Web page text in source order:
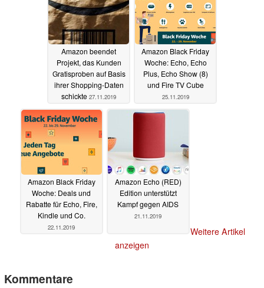
Amazon beendet
Projekt, das Kunden
Gratisproben auf Basis
ihrer Shopping-Daten
schickte 27.11.2019
Amazon Black Friday
Woche: Echo, Echo
Plus, Echo Show (8)
und Fire TV Cube
25.11.2019
Amazon Black Friday
Woche: Deals und
Rabatte für Echo, Fire,
Kindle und Co.
22.11.2019
Amazon Echo (RED)
Edition unterstützt
Kampf gegen AIDS
21.11.2019
Weitere Artikel
anzeigen
Kommentare